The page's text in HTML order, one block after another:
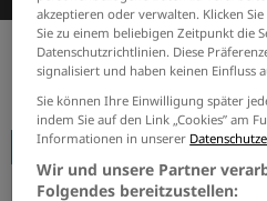
Firmenprofil
akzeptieren oder verwalten. Klicken
Sie zu einem beliebigen Zeitpunkt die
Datenschutzrichtlinien. Diese
signalisiert und haben keinen Einfluss
Sie können Ihre Einwilligung später
indem Sie auf den Link „Cookies” am
Informationen in unserer
Wir und unsere Partner
Folgendes bereitzustellen: